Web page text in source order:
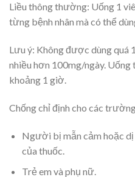
Liều thông thường: Uống 1
từng bệnh nhân mà có thể
Lưu ý: Không được dùng quá
nhiều hơn 100mg/ngày.
khoảng 1 giờ.
Chống chỉ định cho các
Người bị mẫn cảm hoặc
của thuốc.
Trẻ em và phụ nữ.